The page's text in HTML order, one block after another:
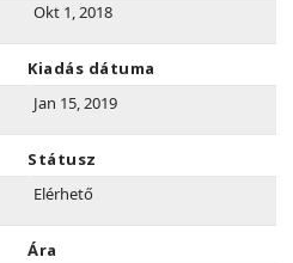
Okt 1, 2018
Kiadás dátuma
Jan 15, 2019
Státusz
Elérhető
Ára